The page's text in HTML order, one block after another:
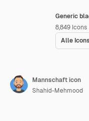
Generic
8,849 Icons
Alle
Mannschaft icon
Shahid-Mehmood